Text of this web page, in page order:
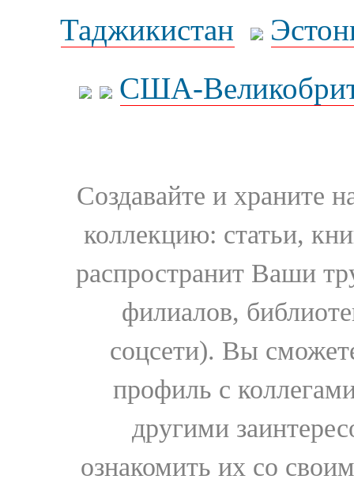
Таджикистан
США-
Создавайте и храните
коллекцию: статьи,
распространит Ваши
филиалов,
соцсети). Вы
профиль с
другими
ознакомить их со